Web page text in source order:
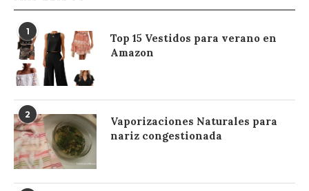
1
Top 15 Vestidos para verano en
Amazon
2
Vaporizaciones Naturales para
nariz congestionada